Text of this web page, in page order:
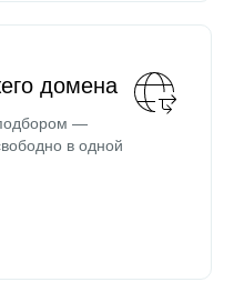
домена
—
в одной